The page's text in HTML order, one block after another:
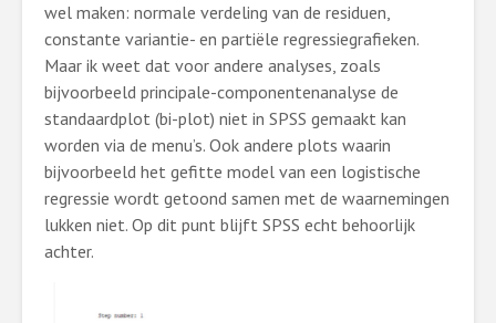
wel maken: normale verdeling van de residuen,
constante variantie- en partiële regressiegrafieken.
Maar ik weet dat voor andere analyses, zoals
bijvoorbeeld principale-componentenanalyse de
standaardplot (bi-plot) niet in SPSS gemaakt kan
worden via de menu’s. Ook andere plots waarin
bijvoorbeeld het gefitte model van een logistische
regressie wordt getoond samen met de waarnemingen
lukken niet. Op dit punt blijft SPSS echt behoorlijk
achter.